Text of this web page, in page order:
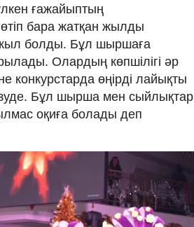
ғажайыптың
бара жатқан жылды
болды. Бұл шыршаға
Олардың көпшілігі әр
конкурстарда өңірді лайықты
Бұл шырша мен сыйлықтар
оқиға болады деп